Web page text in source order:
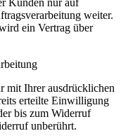
Kunden nur auf
weiter.
ein Vertrag über
mit Ihrer ausdrücklichen
erteilte Einwilligung
bis zum Widerruf
unberührt.